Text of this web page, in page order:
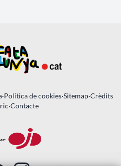
·Política de cookies·Sitemap·Crèdits
·Contacte